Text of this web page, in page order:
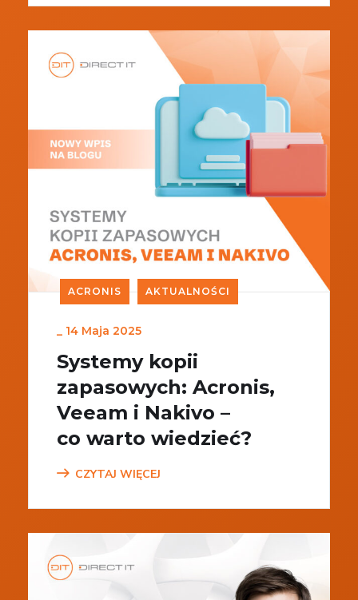
ACRONIS AKTUALNOŚCI
_ 14 Maja 2025
Systemy kopii
zapasowych: Acronis,
Veeam i Nakivo –
co warto wiedzieć?
CZYTAJ WIĘCEJ